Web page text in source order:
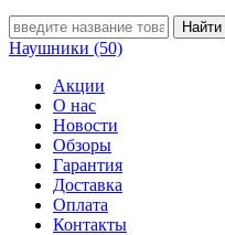
Наушники (50)
Акции
О нас
Новости
Обзоры
Гарантия
Доставка
Оплата
Контакты